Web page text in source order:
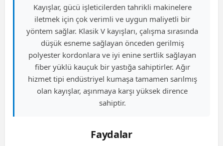
Kayışlar, gücü işleticilerden tahrikli makinelere
iletmek için çok verimli ve uygun maliyetli bir
yöntem sağlar. Klasik V kayışları, çalışma sırasında
düşük esneme sağlayan önceden gerilmiş
polyester kordonlara ve iyi enine sertlik sağlayan
fiber yüklü kauçuk bir yastığa sahiptirler. Ağır
hizmet tipi endüstriyel kumaşa tamamen sarılmış
olan kayışlar, aşınmaya karşı yüksek dirence
sahiptir.
Faydalar